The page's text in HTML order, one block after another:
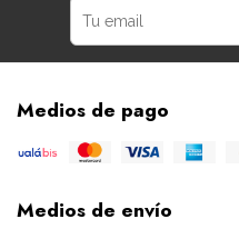
Medios de pago
Medios de envío